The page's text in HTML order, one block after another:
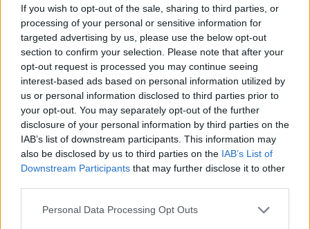
If you wish to opt-out of the sale, sharing to third parties, or
processing of your personal or sensitive information for
targeted advertising by us, please use the below opt-out
section to confirm your selection. Please note that after your
opt-out request is processed you may continue seeing
interest-based ads based on personal information utilized by
us or personal information disclosed to third parties prior to
your opt-out. You may separately opt-out of the further
disclosure of your personal information by third parties on the
IAB’s list of downstream participants. This information may
also be disclosed by us to third parties on the IAB’s List of
Downstream Participants that may further disclose it to other
Personal Data Processing Opt Outs
και όχι μόνο.
Ισπανία Σιδηροδρομικό Δυστύχημα
ΡΟΗ ΕΙΔΗΣΕΩΝ
21:10
ΠΕΡΙΣΣΟΤΕΡΑ
Οι "ήρωες της διπλανής πόρτας": Πώς ο
Οδυσσέας και ο Πίτερ Πάρκερ άλλαξαν τη